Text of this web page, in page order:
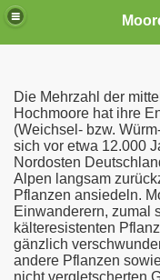
Die Mehrzahl der
Hochmoore hat ihre
(Weichsel- bzw.
sich vor etwa 12.000
Nordosten
Alpen langsam
Pflanzen ansiedeln.
Einwanderern, zumal
kälteresistenten
gänzlich
andere Pflanzen
nicht vergletscherten